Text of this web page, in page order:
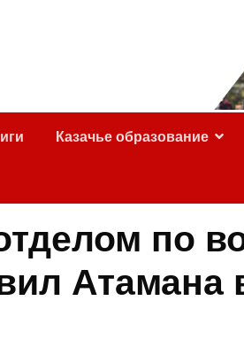
Казачье образование
по
Атамана